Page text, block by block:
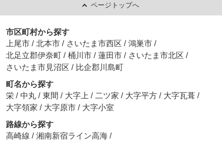
ページトップへ
市区町村から探す
上尾市 / 北本市 / さいたま市西区 / 鴻巣市 /
北足立郡伊奈町 / 桶川市 / 蓮田市 / さいたま市北区 /
さいたま市見沼区 / 比企郡川島町
町名から探す
栄 / 中丸 / 東間 / 大字上 / 二ツ家 / 大字平方 / 大字瓦葺 /
大字領家 / 大字原市 / 大字小室
路線から探す
高崎線 / 湘南新宿ライン高海 /